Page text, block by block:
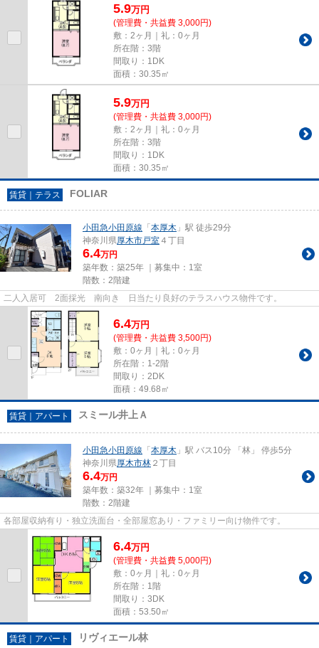
5.9万円
(管理費・共益費 3,000円)
敷：2ヶ月｜礼：0ヶ月
所在階：3階
間取り：1DK
面積：30.35㎡
5.9万円
(管理費・共益費 3,000円)
敷：2ヶ月｜礼：0ヶ月
所在階：3階
間取り：1DK
面積：30.35㎡
賃貸｜テラス FOLIAR
小田急小田原線 「本厚木 」駅 徒歩29分
神奈川県厚木市戸室 ４丁目
6.4万円
築年数：築25年 ｜募集中： 1室
階数：2階建
二人入居可 2面採光 南向き 日当たり良好のテラスハウス物件です。
6.4万円
(管理費・共益費 3,500円)
敷：0ヶ月｜礼：0ヶ月
所在階：1-2階
間取り：2DK
面積：49.68㎡
賃貸｜アパート スミール井上Ａ
小田急小田原線 「本厚木 」駅 バス10分 「林」 停歩5分
神奈川県厚木市林 ２丁目
6.4万円
築年数：築32年 ｜募集中： 1室
階数：2階建
各部屋収納有り・独立洗面台・全部屋窓あり・ファミリー向け物件です。
6.4万円
(管理費・共益費 5,000円)
敷：0ヶ月｜礼：0ヶ月
所在階：1階
間取り：3DK
面積：53.50㎡
賃貸｜アパート リヴィエール林